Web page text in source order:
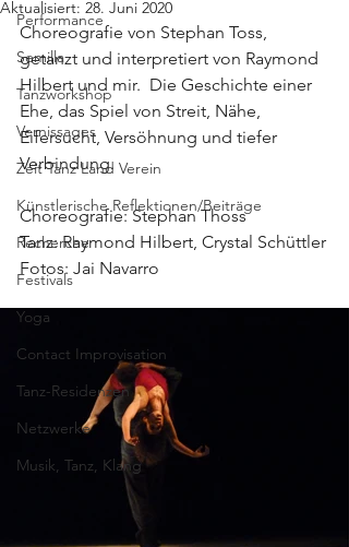
Performance
Semilla
Tanzworkshop
Vernissages
Zeit Tanz Land Verein
Künstlerische Reflektionen/Beiträge
Recherche
Festivals
Yoga
Contact Improvisation
Tanz-Residenzen
Netzwerke
Musik, Tanz, Klang
Aktualisiert: 28. Juni 2020
Choreografie von Stephan Toss,
getanzt und interpretiert von Raymond
Hilbert und mir.  Die Geschichte einer
Ehe, das Spiel von Streit, Nähe,
Eifersucht, Versöhnung und tiefer
Verbindung.
Choreografie: Stephan Thoss
Tanz: Raymond Hilbert, Crystal Schüttler
Fotos: Jai Navarro